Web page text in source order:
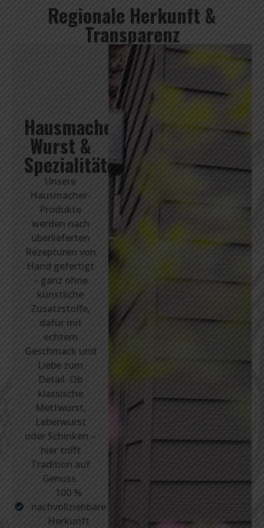
Regionale Herkunft &
Transparenz
Hausmacher-
Wurst &
Spezialitäten
Unsere
Hausmacher-
Produkte
werden nach
überlieferten
Rezepturen von
Hand gefertigt
– ganz ohne
künstliche
Zusatzstoffe,
dafür mit
echtem
Geschmack und
Liebe zum
Detail. Ob
klassische
Mettwurst,
Leberwurst
oder Schinken –
hier trifft
Tradition auf
Genuss.
100 %
nachvollziehbare
Herkunft